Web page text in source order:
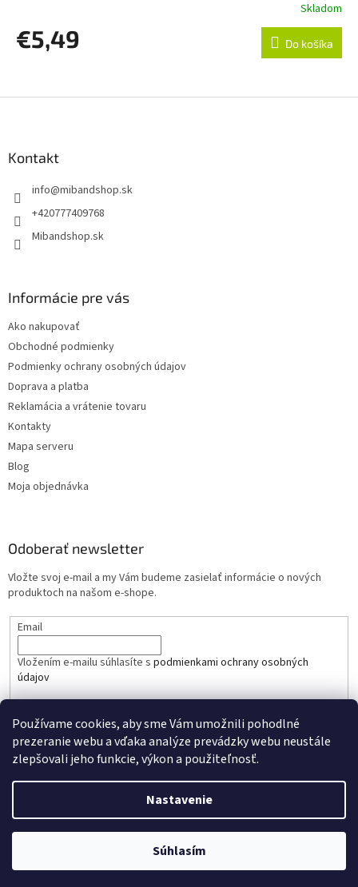
Používame cookies, aby sme Vám umožnili pohodlné
prezeranie webu a vďaka analýze prevádzky webu neustále
zlepšovali jeho funkcie, výkon a použiteľnosť.
Nastavenie
Súhlasím
Skladom
€5,49 Do košíka
Kontakt
info@mibandshop.sk
+420777409768
Mibandshop.sk
Informácie pre vás
Ako nakupovať
Obchodné podmienky
Podmienky ochrany osobných údajov
Doprava a platba
Reklamácia a vrátenie tovaru
Kontakty
Mapa serveru
Blog
Moja objednávka
Odoberať newsletter
Vložte svoj e-mail a my Vám budeme zasielať informácie o nových
produktoch na našom e-shope.
Email
Vložením e-mailu súhlasíte s podmienkami ochrany osobných
údajov
PRIHLÁSIŤ SA
Vytvoril Shoptet
mibandshop.sk. Všetky práva vyhradené.